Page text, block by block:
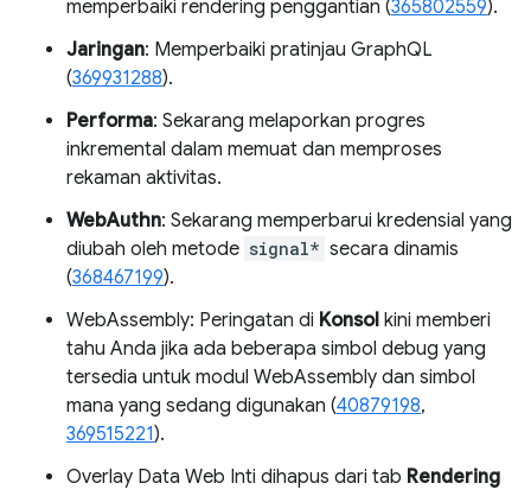
memperbaiki rendering penggantian (365802559).
Jaringan: Memperbaiki pratinjau GraphQL
(369931288).
Performa: Sekarang melaporkan progres
inkremental dalam memuat dan memproses
rekaman aktivitas.
WebAuthn: Sekarang memperbarui kredensial yang
diubah oleh metode signal* secara dinamis
(368467199).
WebAssembly: Peringatan di Konsol kini memberi
tahu Anda jika ada beberapa simbol debug yang
tersedia untuk modul WebAssembly dan simbol
mana yang sedang digunakan (40879198,
369515221).
Overlay Data Web Inti dihapus dari tab Rendering